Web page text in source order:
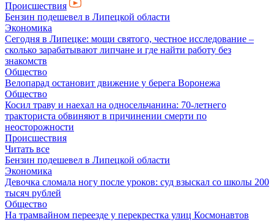
Происшествия
Бензин подешевел в Липецкой области
Экономика
Сегодня в Липецке: мощи святого, честное исследование –
сколько зарабатывают липчане и где найти работу без
знакомств
Общество
Велопарад остановит движение у берега Воронежа
Общество
Косил траву и наехал на односельчанина: 70-летнего
тракториста обвиняют в причинении смерти по
неосторожности
Происшествия
Читать все
Бензин подешевел в Липецкой области
Экономика
Девочка сломала ногу после уроков: суд взыскал со школы 200
тысяч рублей
Общество
На трамвайном переезде у перекрестка улиц Космонавтов